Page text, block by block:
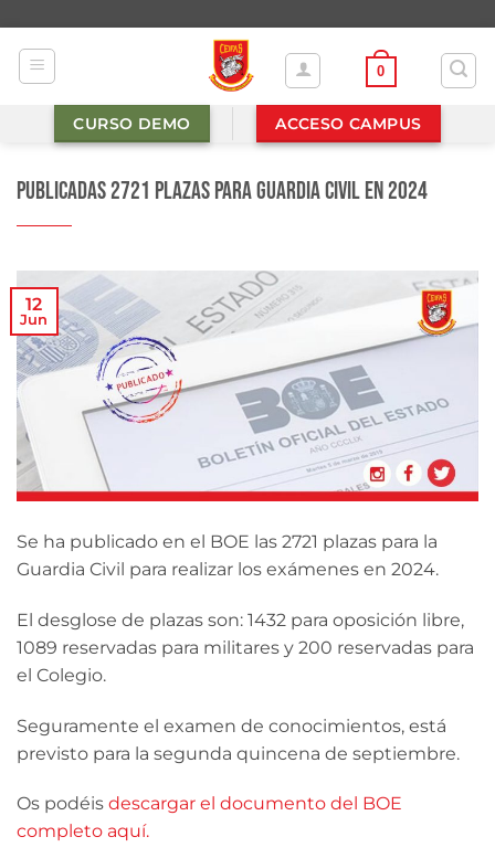
contenido
0
CURSO DEMO ACCESO CAMPUS
Publicadas 2721 plazas para Guardia Civil en 2024
12
Jun
Se ha publicado en el BOE las 2721 plazas para la
Guardia Civil para realizar los exámenes en 2024.
El desglose de plazas son: 1432 para oposición libre,
1089 reservadas para militares y 200 reservadas para
el Colegio.
Seguramente el examen de conocimientos, está
previsto para la segunda quincena de septiembre.
Os podéis descargar el documento del BOE
completo aquí.